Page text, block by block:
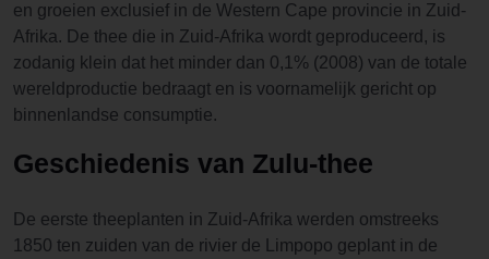
en groeien exclusief in de Western Cape provincie in Zuid-
Afrika. De thee die in Zuid-Afrika wordt geproduceerd, is
zodanig klein dat het minder dan 0,1% (2008) van de totale
wereldproductie bedraagt en is voornamelijk gericht op
binnenlandse consumptie.
Geschiedenis van Zulu-thee
De eerste theeplanten in Zuid-Afrika werden omstreeks
1850 ten zuiden van de rivier de Limpopo geplant in de